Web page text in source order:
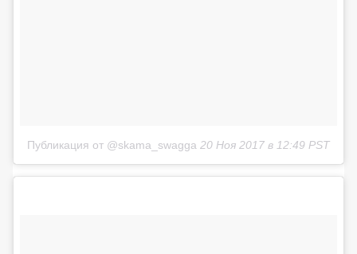
Публикация от @skama_swagga 20 Ноя 2017 в 12:49 PST